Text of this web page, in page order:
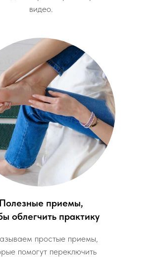
видео.
Полезные приемы,
облегчить практику
простые приемы,
помогут переключить